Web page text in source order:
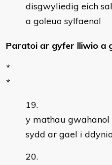
disgwyliedig eich
a goleuo sylfaenol
Paratoi ar gyfer lliwio a
*
*
y mathau gwahanol
sydd ar gael i